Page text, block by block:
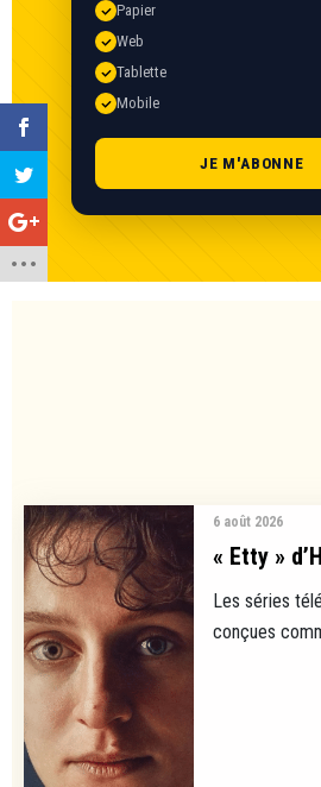
Papier
Web
Tablette
Mobile
JE M'ABONNE
6 août 2026
« Etty »
Les séries
conçues